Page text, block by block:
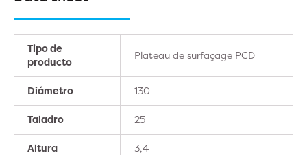
Tipo de
producto
Plateau de surfaçage PCD
Diámetro 130
Taladro 25
Altura 3,4